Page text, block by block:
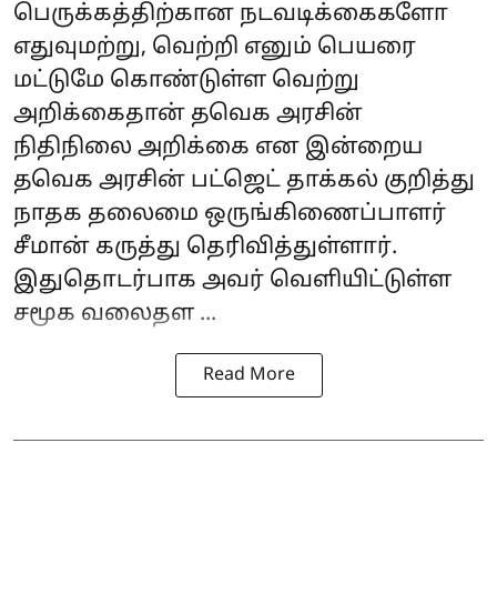
பெருக்கத்திற்கான நடவடிக்கைகளோ
எதுவுமற்று, வெற்றி எனும் பெயரை
மட்டுமே கொண்டுள்ள வெற்று
அறிக்கைதான் தவெக அரசின்
நிதிநிலை அறிக்கை என இன்றைய
தவெக அரசின் பட்ஜெட் தாக்கல் குறித்து
நாதக தலைமை ஒருங்கிணைப்பாளர்
சீமான் கருத்து தெரிவித்துள்ளார்.
இதுதொடர்பாக அவர் வெளியிட்டுள்ள
சமூக வலைதள ...
Read More